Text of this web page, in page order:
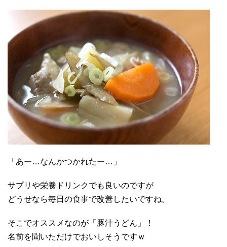
「あー…なんかつかれたー…」
サプリや栄養ドリンクでも良いのですが
どうせなら毎日の食事で改善したいですね。
そこでオススメなのが「豚汁うどん」！
名前を聞いただけでおいしそうですｗ